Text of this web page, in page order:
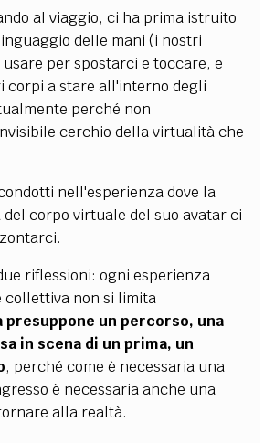
al viaggio, ci ha prima istruito
delle mani (i nostri
per spostarci e toccare, e
corpi a stare all'interno degli
perché non
cerchio della virtualità che
nell'esperienza dove la
del corpo virtuale del suo avatar ci
riflessioni: ogni esperienza
non si limita
presuppone un percorso, una
in scena di un prima, un
, perché come è necessaria una
è necessaria anche una
alla realtà.